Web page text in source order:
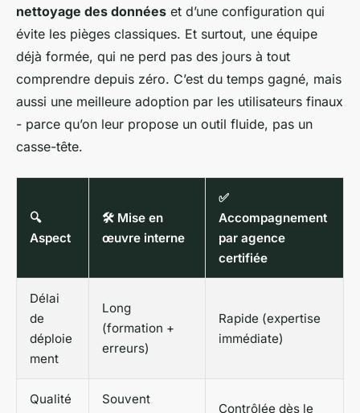
nettoyage des données et d’une configuration qui
évite les pièges classiques. Et surtout, une équipe
déjà formée, qui ne perd pas des jours à tout
comprendre depuis zéro. C’est du temps gagné, mais
aussi une meilleure adoption par les utilisateurs finaux
- parce qu’on leur propose un outil fluide, pas un
casse-tête.
🔍
Aspect
🛠️ Mise en
œuvre interne
✅
Accompagnement
par agence
certifiée
Délai
de
déploie
ment
Long
(formation +
erreurs)
Rapide (expertise
immédiate)
Qualité
Souvent
Contrôlée dès le